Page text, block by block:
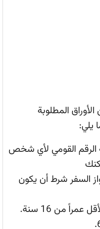
المطلوبة
يلي:
الرقم القومي لأي شخص
السفر شرط أن يكون
من 16 سنة.